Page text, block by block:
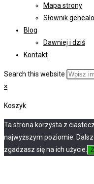
Mapa strony
Słownik
Blog
Dawniej i dziś
Kontakt
Search this website
×
Koszyk
Ta strona korzysta z
najwyższym poziomie.
zgadzasz się na ich użycie.